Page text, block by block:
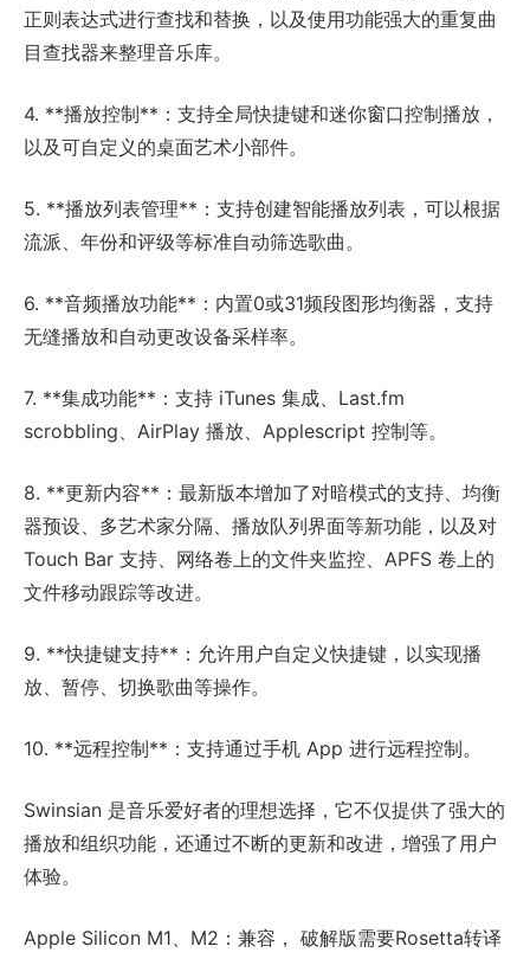
正则表达式进行查找和替换，以及使用功能强大的重复曲
目查找器来整理音乐库。
4. **播放控制**：支持全局快捷键和迷你窗口控制播放，
以及可自定义的桌面艺术小部件。
5. **播放列表管理**：支持创建智能播放列表，可以根据
流派、年份和评级等标准自动筛选歌曲。
6. **音频播放功能**：内置0或31频段图形均衡器，支持
无缝播放和自动更改设备采样率。
7. **集成功能**：支持 iTunes 集成、Last.fm
scrobbling、AirPlay 播放、Applescript 控制等。
8. **更新内容**：最新版本增加了对暗模式的支持、均衡
器预设、多艺术家分隔、播放队列界面等新功能，以及对
Touch Bar 支持、网络卷上的文件夹监控、APFS 卷上的
文件移动跟踪等改进。
9. **快捷键支持**：允许用户自定义快捷键，以实现播
放、暂停、切换歌曲等操作。
10. **远程控制**：支持通过手机 App 进行远程控制。
Swinsian 是音乐爱好者的理想选择，它不仅提供了强大的
播放和组织功能，还通过不断的更新和改进，增强了用户
体验。
Apple Silicon M1、M2：兼容， 破解版需要Rosetta转译